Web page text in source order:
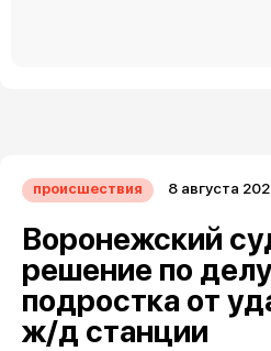
происшествия 8 августа
Воронежский
решение по
подростка от
ж/д станции